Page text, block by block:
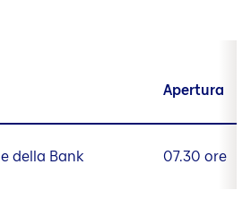
Apertura
della Bank 07.30 ore